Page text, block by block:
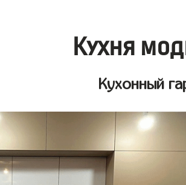
Кухня
Кухонный